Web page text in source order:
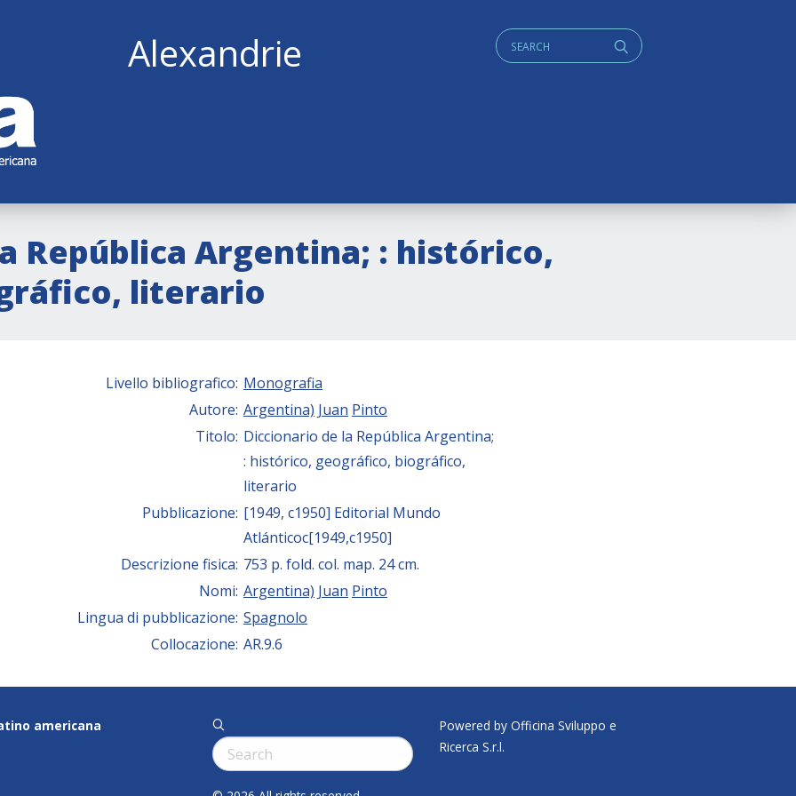
Alexandrie q
Cerca:
República Argentina; : histórico,
literario
Livello bibliografico: Monografia
Autore: Argentina) Juan Pinto
Titolo: Diccionario de la República Argentina;
: histórico, geográfico, biográfico,
literario
Pubblicazione: [1949, c1950] Editorial Mundo
Atlánticoc[1949,c1950]
Descrizione fisica: 753 p. fold. col. map. 24 cm.
Nomi: Argentina) Juan Pinto
Lingua di pubblicazione: Spagnolo
Collocazione: AR.9.6
americana
q
Cerca:
Powered by Officina Sviluppo e
Ricerca S.r.l.